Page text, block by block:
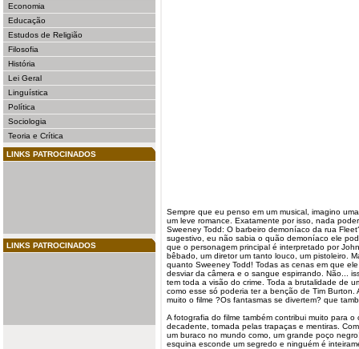
Economia
Educação
Estudos de Religião
Filosofia
História
Lei Geral
Linguística
Política
Sociologia
Teoria e Crítica
LINKS PATROCINADOS
LINKS PATROCINADOS
Sempre que eu penso em um musical, imagino
um leve romance. Exatamente por isso, nada
Sweeney Todd: O barbeiro demoníaco da rua
sugestivo, eu não sabia o quão demoníaco ele
que o personagem principal é interpretado por
bêbado, um diretor um tanto louco, um pistoleiro.
quanto Sweeney Todd! Todas as cenas em que
desviar da câmera e o sangue espirrando. Não...
tem toda a visão do crime. Toda a brutalidade de
como esse só poderia ter a benção de Tim
muito o filme ?Os fantasmas se divertem? que
A fotografia do filme também contribui muito para o
decadente, tomada pelas trapaças e mentiras.
um buraco no mundo como, um grande poço negro
esquina esconde um segredo e ninguém é